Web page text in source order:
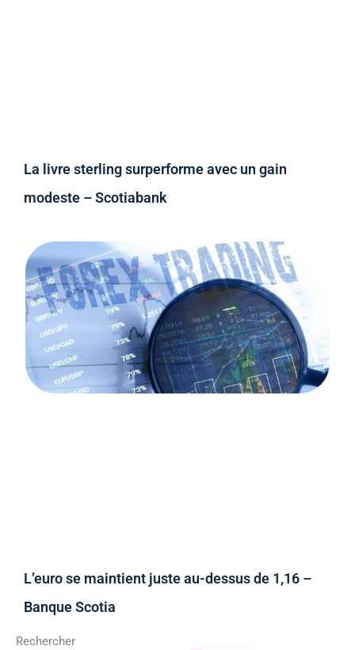
La livre sterling surperforme avec un gain
modeste – Scotiabank
L’euro se maintient juste au-dessus de 1,16 –
Banque Scotia
Rechercher